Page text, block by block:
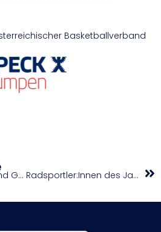
Basketballverband
win2day BSL: Graz und Gmunden gewinnen / Dukes damit auch fix im Cup-Viertelfinale Radsportler:Innen des Jahres 2024 im Rahmen der Cycling Austria Jahresehrung ausgezeichnet